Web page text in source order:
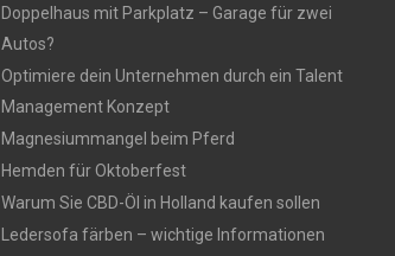
Doppelhaus mit Parkplatz – Garage für zwei
Autos?
Optimiere dein Unternehmen durch ein Talent
Management Konzept
Magnesiummangel beim Pferd
Hemden für Oktoberfest
Warum Sie CBD-Öl in Holland kaufen sollen
Ledersofa färben – wichtige Informationen